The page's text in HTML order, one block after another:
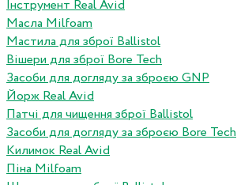
Інструмент Real Avid
Масла Milfoam
Мастила для зброї Ballistol
Вішери для зброї Bore Tech
Засоби для догляду за зброєю GNP
Йорж Real Avid
Патчі для чищення зброї Ballistol
Засоби для догляду за зброєю Bore Tech
Килимок Real Avid
Піна Milfoam